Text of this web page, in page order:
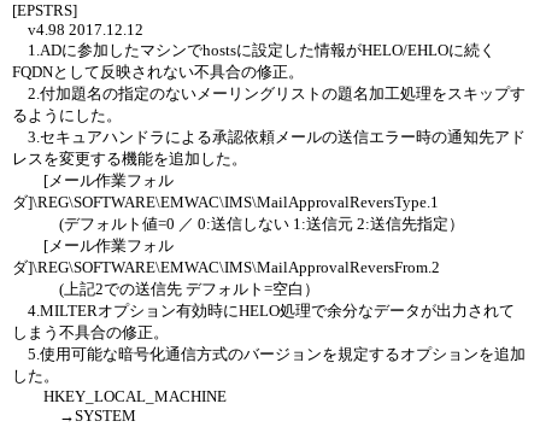
[EPSTRS]
v4.98 2017.12.12
1.ADに参加したマシンでhostsに設定した情報がHELO/EHLOに続く
FQDNとして反映されない不具合の修正。
2.付加題名の指定のないメーリングリストの題名加工処理をスキップす
るようにした。
3.セキュアハンドラによる承認依頼メールの送信エラー時の通知先アド
レスを変更する機能を追加した。
[メール作業フォル
ダ]\REG\SOFTWARE\EMWAC\IMS\MailApprovalReversType.1
(デフォルト値=0 ／ 0:送信しない 1:送信元 2:送信先指定）
[メール作業フォル
ダ]\REG\SOFTWARE\EMWAC\IMS\MailApprovalReversFrom.2
(上記2での送信先 デフォルト=空白）
4.MILTERオプション有効時にHELO処理で余分なデータが出力されて
しまう不具合の修正。
5.使用可能な暗号化通信方式のバージョンを規定するオプションを追加
した。
HKEY_LOCAL_MACHINE
→SYSTEM